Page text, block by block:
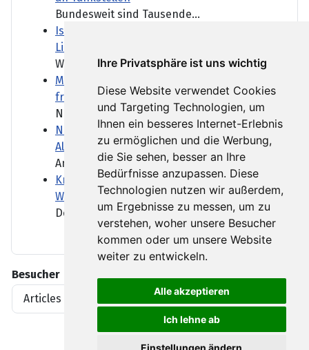
Ihre Privatsphäre ist uns wichtig
Diese Website verwendet Cookies
und Targeting Technologien, um
Ihnen ein besseres Internet-Erlebnis
zu ermöglichen und die Werbung,
die Sie sehen, besser an Ihre
Bedürfnisse anzupassen. Diese
Technologien nutzen wir außerdem,
um Ergebnisse zu messen, um zu
verstehen, woher unsere Besucher
kommen oder um unsere Website
weiter zu entwickeln.
Alle akzeptieren
Ich lehne ab
Einstellungen ändern
Bundesweit sind Tausende...
Israel bestätigt Tod zweier Soldaten im
Libanon
Während Israel und der...
Marktbericht: Trotz vieler Bilanzen keine
frischen Impulse
Nach drei Rekorden in Folge...
Niedrigwasser: Nur "begrenzte
Alternativen zur Binnenschifffahrt"
Angesichts des...
Krisentreffen zu Niedrigwasser: Wenn die
Wasserstraßen versiegen
Deutschlands Flüsse führen...
Besucher
Articles View Hits